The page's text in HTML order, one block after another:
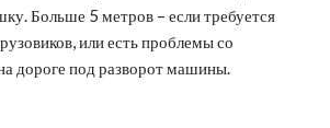
Больше 5 метров – если требуется
или есть проблемы со
дороге под разворот машины.